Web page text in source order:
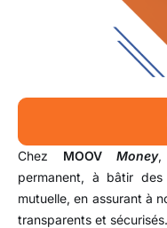
Chez MOOV Money,
permanent, à bâtir
mutuelle, en assurant à
transparents et sécurisés.